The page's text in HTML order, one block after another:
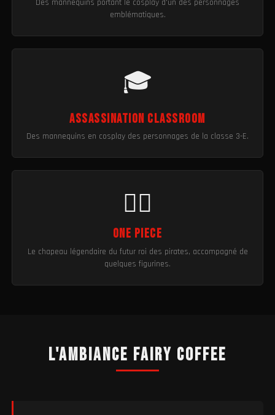
Des mannequins portant le cosplay d'un des personnages
emblématiques.
🎓
Assassination Classroom
Des mannequins en cosplay des personnages de la classe 3-E.
🏴‍☠️
One Piece
Le chapeau légendaire du futur roi des pirates, accompagné de
quelques figurines.
L'ambiance Fairy Coffee